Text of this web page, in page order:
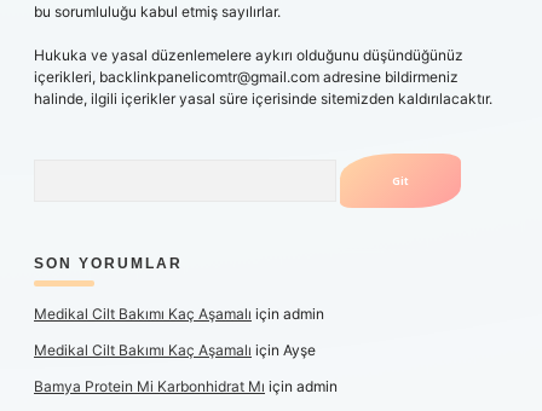
bu sorumluluğu kabul etmiş sayılırlar.
Hukuka ve yasal düzenlemelere aykırı olduğunu düşündüğünüz
içerikleri, backlinkpanelicomtr@gmail.com adresine bildirmeniz
halinde, ilgili içerikler yasal süre içerisinde sitemizden kaldırılacaktır.
SON YORUMLAR
Medikal Cilt Bakımı Kaç Aşamalı için admin
Medikal Cilt Bakımı Kaç Aşamalı için Ayşe
Bamya Protein Mi Karbonhidrat Mı için admin